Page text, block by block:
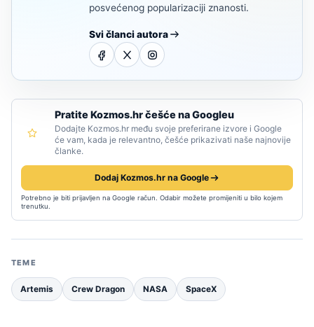
posvećenog popularizaciji znanosti.
Svi članci autora
Pratite Kozmos.hr češće na Googleu
Dodajte Kozmos.hr među svoje preferirane izvore i Google
će vam, kada je relevantno, češće prikazivati naše najnovije
članke.
Dodaj Kozmos.hr na Google
Potrebno je biti prijavljen na Google račun. Odabir možete promijeniti u bilo kojem
trenutku.
TEME
Artemis Crew Dragon NASA SpaceX